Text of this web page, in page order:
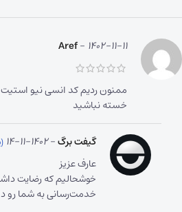
Aref– 1402-11-11
ممنون ردیم کد انسی نیو
خسته نباشید
گیفت برگ–
1402-11-14
عارف عزیز
خوشحالیم که رضایت
خدمت‌رسانی به شما رو